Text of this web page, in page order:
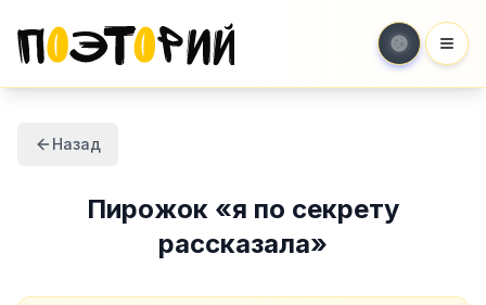
Назад
Пирожок «я по секрету
рассказала»